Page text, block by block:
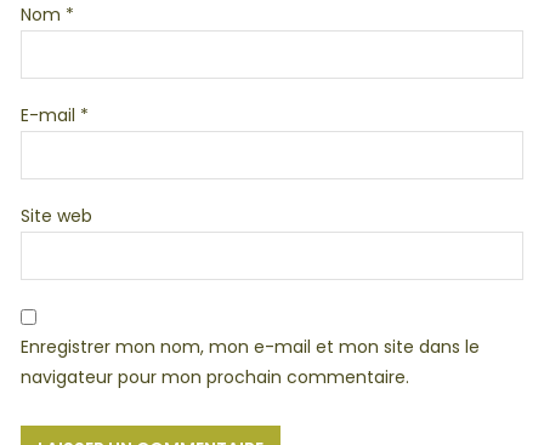
Nom *
E-mail *
Site web
Enregistrer mon nom, mon e-mail et mon site dans le
navigateur pour mon prochain commentaire.